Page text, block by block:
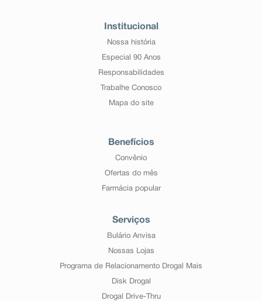
Institucional
Nossa história
Especial 90 Anos
Responsabilidades
Trabalhe Conosco
Mapa do site
Benefícios
Convênio
Ofertas do mês
Farmácia popular
Serviços
Bulário Anvisa
Nossas Lojas
Programa de Relacionamento Drogal Mais
Disk Drogal
Drogal Drive-Thru